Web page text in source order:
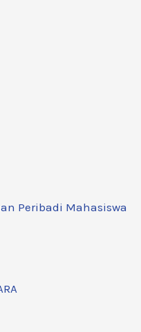
Peribadi Mahasiswa